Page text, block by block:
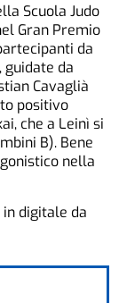
Scuola Judo
Gran Premio
da
da
Cavaglià
positivo
che a Leinì si
B). Bene
nella
digitale da